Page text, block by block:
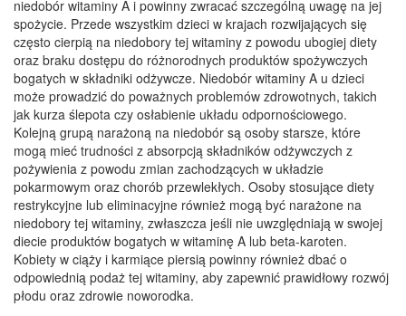
niedobór witaminy A i powinny zwracać szczególną uwagę na jej
spożycie. Przede wszystkim dzieci w krajach rozwijających się
często cierpią na niedobory tej witaminy z powodu ubogiej diety
oraz braku dostępu do różnorodnych produktów spożywczych
bogatych w składniki odżywcze. Niedobór witaminy A u dzieci
może prowadzić do poważnych problemów zdrowotnych, takich
jak kurza ślepota czy osłabienie układu odpornościowego.
Kolejną grupą narażoną na niedobór są osoby starsze, które
mogą mieć trudności z absorpcją składników odżywczych z
pożywienia z powodu zmian zachodzących w układzie
pokarmowym oraz chorób przewlekłych. Osoby stosujące diety
restrykcyjne lub eliminacyjne również mogą być narażone na
niedobory tej witaminy, zwłaszcza jeśli nie uwzględniają w swojej
diecie produktów bogatych w witaminę A lub beta-karoten.
Kobiety w ciąży i karmiące piersią powinny również dbać o
odpowiednią podaż tej witaminy, aby zapewnić prawidłowy rozwój
płodu oraz zdrowie noworodka.